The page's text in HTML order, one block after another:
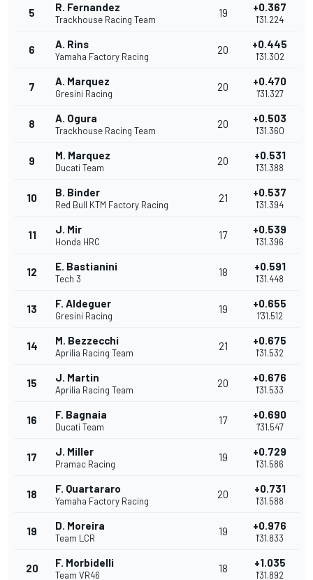
5 R. Fernandez
Trackhouse Racing Team
19 +0.367
1'31.224
6 A. Rins
Yamaha Factory Racing
20 +0.445
1'31.302
7 A. Marquez
Gresini Racing
20 +0.470
1'31.327
8 A. Ogura
Trackhouse Racing Team
20 +0.503
1'31.360
9 M. Marquez
Ducati Team
20 +0.531
1'31.388
10 B. Binder
Red Bull KTM Factory Racing
21 +0.537
1'31.394
11 J. Mir
Honda HRC
17 +0.539
1'31.396
12 E. Bastianini
Tech 3
18 +0.591
1'31.448
13 F. Aldeguer
Gresini Racing
19 +0.655
1'31.512
14 M. Bezzecchi
Aprilia Racing Team
21 +0.675
1'31.532
15 J. Martin
Aprilia Racing Team
20 +0.676
1'31.533
16 F. Bagnaia
Ducati Team
17 +0.690
1'31.547
17 J. Miller
Pramac Racing
19 +0.729
1'31.586
18 F. Quartararo
Yamaha Factory Racing
20 +0.731
1'31.588
19 D. Moreira
Team LCR
19 +0.976
1'31.833
20 F. Morbidelli
Team VR46
18 +1.035
1'31.892